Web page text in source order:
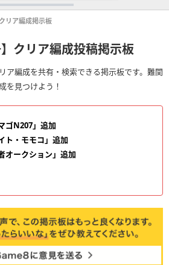
クリア編成掲示板
】クリア編成投稿掲示板
ア編成を共有・検索できる掲示板です。難関
を見つけよう！
ゴN207」追加
ト・モモコ」追加
オークション」追加